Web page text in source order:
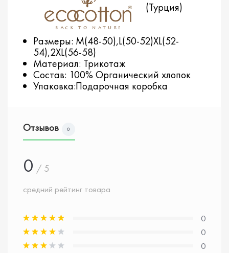
(Турция)
Размеры: M(48-50),L(50-52)XL(52-
54),2XL(56-58)
Материал: Трикотаж
Состав: 100% Органический хлопок
Упаковка:Подарочная коробка
Отзывов 0
0 / 5
средний рейтинг товара
0
0
0